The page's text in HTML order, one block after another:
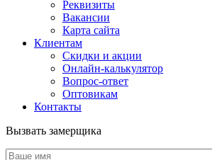
Реквизиты
Вакансии
Карта сайта
Клиентам
Скидки и акции
Онлайн-калькулятор
Вопрос-ответ
Оптовикам
Контакты
Вызвать замерщика